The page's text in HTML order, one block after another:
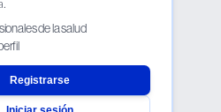
de la salud
Registrarse